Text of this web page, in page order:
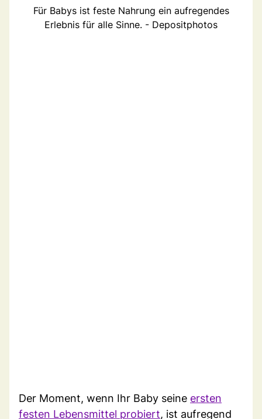
Für Babys ist feste Nahrung ein aufregendes
Erlebnis für alle Sinne. - Depositphotos
Der Moment, wenn Ihr Baby seine ersten
festen Lebensmittel probiert, ist aufregend